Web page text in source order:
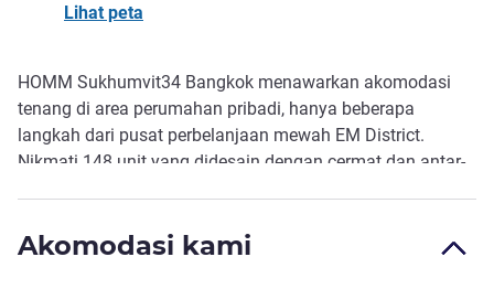
Lihat peta
Deskripsi
HOMM Sukhumvit34 Bangkok menawarkan akomodasi
tenang di area perumahan pribadi, hanya beberapa
langkah dari pusat perbelanjaan mewah EM District.
Nikmati 148 unit yang didesain dengan cermat dan antar-
segar, dan minuman racikan khusus untuk memulai hari
Akomodasi kami